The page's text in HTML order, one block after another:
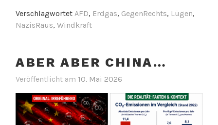
Verschlagwortet AFD, Erdgas, GegenRechts, Lügen,
NazisRaus, Windkraft
ABER ABER CHINA…
Veröffentlicht am 10. Mai 2026